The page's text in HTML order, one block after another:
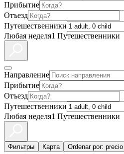
Прибытие
Отъезд
Путешественники
Любая неделя1 Путешественники
Направление
Прибытие
Отъезд
Путешественники
Любая неделя1 Путешественники
Фильтры Карта Ordenar por: precio